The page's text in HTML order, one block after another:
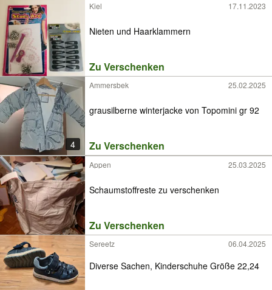
Kiel 17.11.2023
Nieten und Haarklammern
Zu Verschenken
4
Ammersbek 25.02.2025
grausilberne winterjacke von Topomini gr 92
Zu Verschenken
Appen 25.03.2025
Schaumstoffreste zu verschenken
Zu Verschenken
Sereetz 06.04.2025
Diverse Sachen, Kinderschuhe Größe 22,24